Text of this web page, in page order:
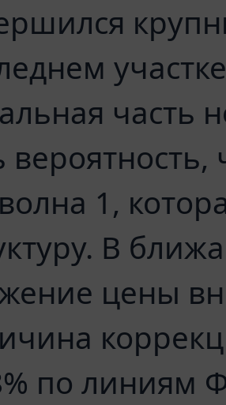
часть
1,
В
цены
по линиям